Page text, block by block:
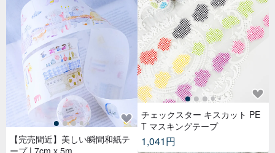
【完売間近】美しい瞬間和紙テ
ープ | 7cm x 5m
チェックスター キスカット PE
T マスキングテープ
1,041円